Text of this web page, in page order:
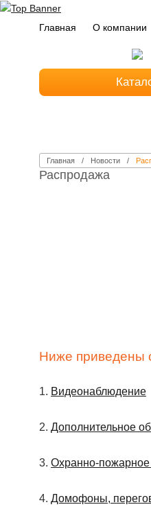
Главная О компании
Главная Новости
Распродажа
Ниже приведены
1. Видеонаблюдение
2. Дополнительное
3. Охранно-
4. Домофоны,